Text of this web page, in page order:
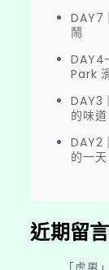
DAY7
鬧
Park
DAY3
的味道
DAY2
的一天
近期留言